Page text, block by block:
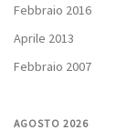
Febbraio 2016
Aprile 2013
Febbraio 2007
AGOSTO 2026